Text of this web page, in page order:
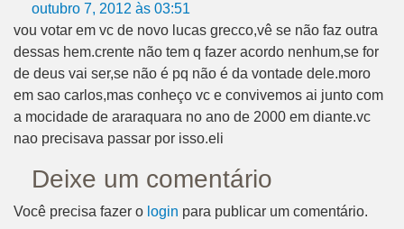
outubro 7, 2012 às 03:51
vou votar em vc de novo lucas grecco,vê se não faz outra
dessas hem.crente não tem q fazer acordo nenhum,se for
de deus vai ser,se não é pq não é da vontade dele.moro
em sao carlos,mas conheço vc e convivemos ai junto com
a mocidade de araraquara no ano de 2000 em diante.vc
nao precisava passar por isso.eli
Deixe um comentário
Você precisa fazer o login para publicar um comentário.